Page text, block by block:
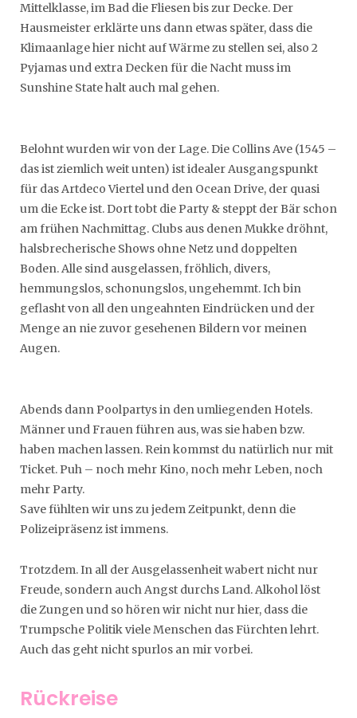
Mittelklasse, im Bad die Fliesen bis zur Decke. Der
Hausmeister erklärte uns dann etwas später, dass die
Klimaanlage hier nicht auf Wärme zu stellen sei, also 2
Pyjamas und extra Decken für die Nacht muss im
Sunshine State halt auch mal gehen.
Belohnt wurden wir von der Lage. Die Collins Ave (1545 –
das ist ziemlich weit unten) ist idealer Ausgangspunkt
für das Artdeco Viertel und den Ocean Drive, der quasi
um die Ecke ist. Dort tobt die Party & steppt der Bär schon
am frühen Nachmittag. Clubs aus denen Mukke dröhnt,
halsbrecherische Shows ohne Netz und doppelten
Boden. Alle sind ausgelassen, fröhlich, divers,
hemmungslos, schonungslos, ungehemmt. Ich bin
geflasht von all den ungeahnten Eindrücken und der
Menge an nie zuvor gesehenen Bildern vor meinen
Augen.
Abends dann Poolpartys in den umliegenden Hotels.
Männer und Frauen führen aus, was sie haben bzw.
haben machen lassen. Rein kommst du natürlich nur mit
Ticket. Puh – noch mehr Kino, noch mehr Leben, noch
mehr Party.
Save fühlten wir uns zu jedem Zeitpunkt, denn die
Polizeipräsenz ist immens.
Trotzdem. In all der Ausgelassenheit wabert nicht nur
Freude, sondern auch Angst durchs Land. Alkohol löst
die Zungen und so hören wir nicht nur hier, dass die
Trumpsche Politik viele Menschen das Fürchten lehrt.
Auch das geht nicht spurlos an mir vorbei.
Rückreise